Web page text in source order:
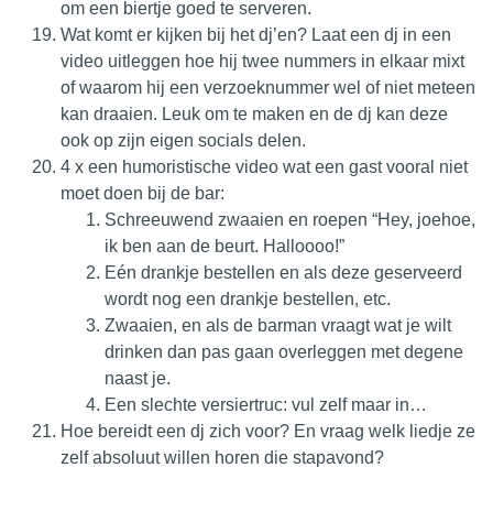
om een biertje goed te serveren.
Wat komt er kijken bij het dj’en? Laat een dj in een
video uitleggen hoe hij twee nummers in elkaar mixt
of waarom hij een verzoeknummer wel of niet meteen
kan draaien. Leuk om te maken en de dj kan deze
ook op zijn eigen socials delen.
4 x een humoristische video wat een gast vooral niet
moet doen bij de bar:
Schreeuwend zwaaien en roepen “Hey, joehoe,
ik ben aan de beurt. Halloooo!”
Eén drankje bestellen en als deze geserveerd
wordt nog een drankje bestellen, etc.
Zwaaien, en als de barman vraagt wat je wilt
drinken dan pas gaan overleggen met degene
naast je.
Een slechte versiertruc: vul zelf maar in…
Hoe bereidt een dj zich voor? En vraag welk liedje ze
zelf absoluut willen horen die stapavond?